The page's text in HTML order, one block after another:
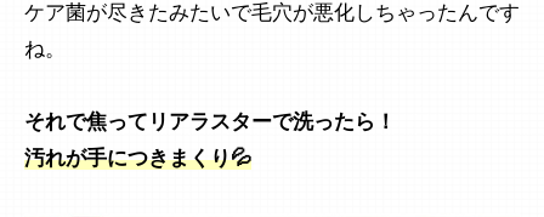
ケア菌が尽きたみたいで毛穴が悪化しちゃったんです
ね。
それで焦ってリアラスターで洗ったら！
汚れが手につきまくり💦